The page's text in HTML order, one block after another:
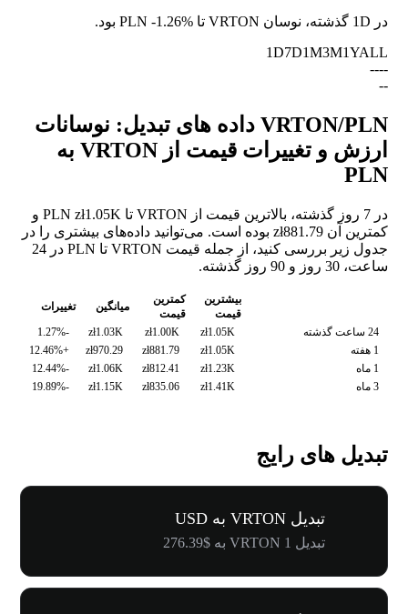
در 1D گذشته، نوسان VRTON تا PLN -1.26%
بود.
1D7D1M3M1YALL
--
--
--
VRTON/PLN داده های تبدیل: نوسانات
ارزش و تغییرات قیمت از VRTON به
PLN
در 7 روز گذشته، بالاترین قیمت از VRTON تا PLN zł1.05K و
کمترین آن zł881.79 بوده است. می‌توانید داده‌های بیشتری را در
جدول زیر بررسی کنید، از جمله قیمت VRTON تا PLN در 24
ساعت، 30 روز و 90 روز گذشته.
بیشترین
قیمت
کمترین
قیمت
میانگین
تغییرات
24 ساعت گذشته
zł1.05K
zł1.00K
zł1.03K
-1.27%
1 هفته
zł1.05K
zł881.79
zł970.29
+12.46%
1 ماه
zł1.23K
zł812.41
zł1.06K
-12.44%
3 ماه
zł1.41K
zł835.06
zł1.15K
-19.89%
تبدیل های رایج
تبدیل VRTON به USD
تبدیل 1 VRTON به $276.39